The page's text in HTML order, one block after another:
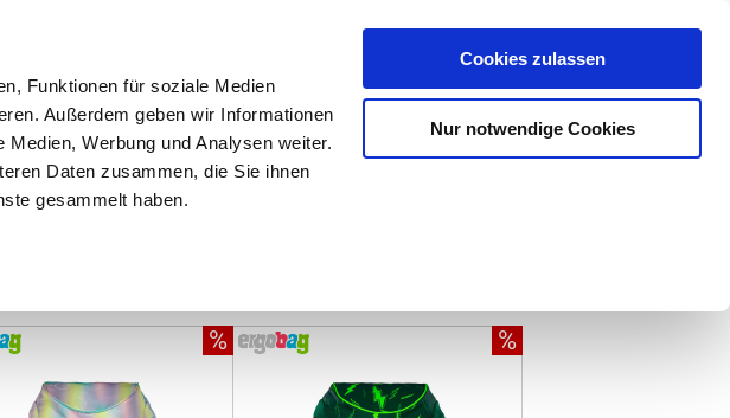
Funktionen für soziale Medien
Außerdem geben wir Informationen
Werbung und Analysen weiter.
Daten zusammen, die Sie ihnen
gesammelt haben.
Cookies zulassen
Nur notwendige Cookies
0,00 €
% %